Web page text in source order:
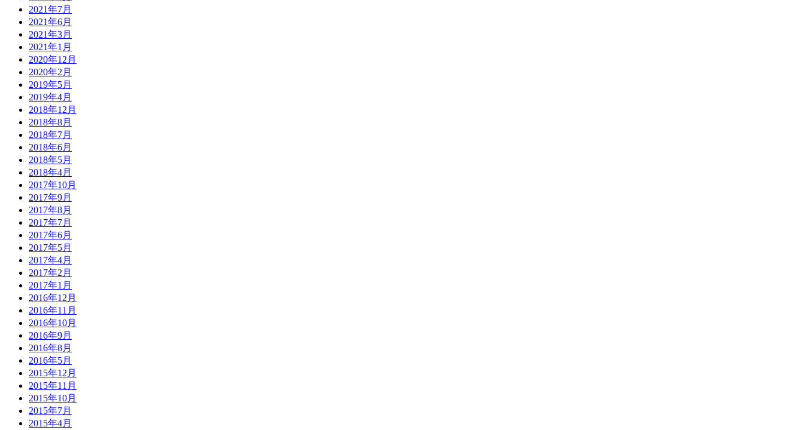
2021年7月
2021年6月
2021年3月
2021年1月
2020年12月
2020年2月
2019年5月
2019年4月
2018年12月
2018年8月
2018年7月
2018年6月
2018年5月
2018年4月
2017年10月
2017年9月
2017年8月
2017年7月
2017年6月
2017年5月
2017年4月
2017年2月
2017年1月
2016年12月
2016年11月
2016年10月
2016年9月
2016年8月
2016年5月
2015年12月
2015年11月
2015年10月
2015年7月
2015年4月